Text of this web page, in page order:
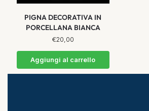
PIGNA DECORATIVA IN
PORCELLANA BIANCA
€20,00
Aggiungi al carrello